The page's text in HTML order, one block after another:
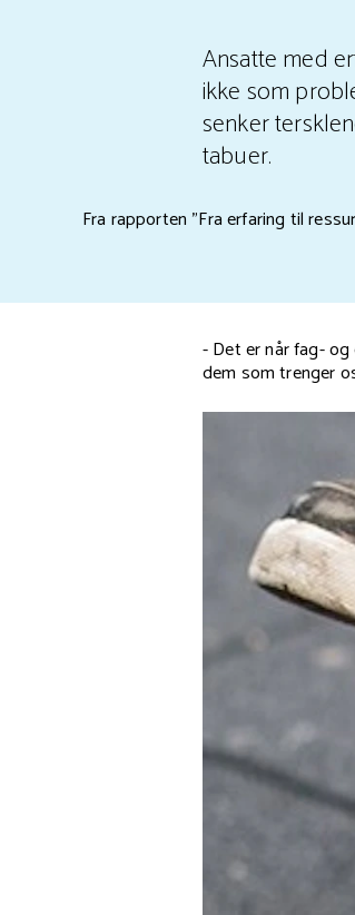
Ansatte med
ikke som
senker
tabuer.
Fra rapporten "Fra erfaring til
- Det er når fag-
dem som trenger